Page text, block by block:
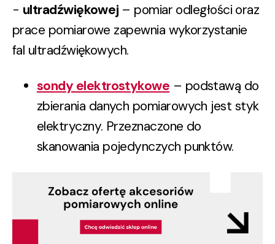
- ultradźwiękowej – pomiar odległości oraz
prace pomiarowe zapewnia wykorzystanie
fal ultradźwiękowych.
sondy elektrostykowe – podstawą do
zbierania danych pomiarowych jest styk
elektryczny. Przeznaczone do
skanowania pojedynczych punktów.